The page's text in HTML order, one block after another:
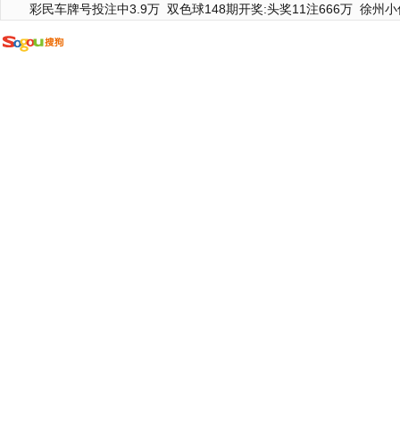
彩民车牌号投注中3.9万 双色球148期开奖:头奖11注666万 徐州